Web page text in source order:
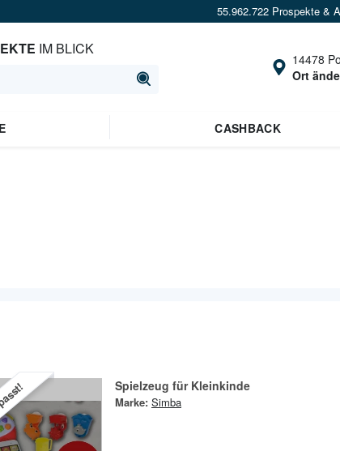
55.962.722 Prospekte &
IM BLICK
14478
Ort
CASHBACK
Spielzeug für Kleinkinde
Marke: Simba